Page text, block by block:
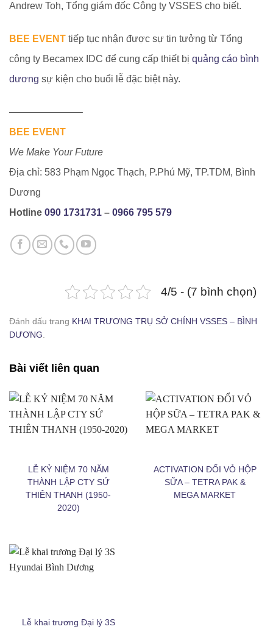
Andrew Toh, Tổng giám đốc Công ty VSSES cho biết.
BEE EVENT tiếp tục nhận được sự tin tưởng từ Tổng
công ty Becamex IDC để cung cấp thiết bị quảng cáo bình
dương sự kiện cho buổi lễ đặc biệt này.
———————–
BEE EVENT
We Make Your Future
Địa chỉ: 583 Phạm Ngọc Thạch, P.Phú Mỹ, TP.TDM, Bình
Dương
Hotline ‭ 090 1731731 ‬ – 0966 795 579
4/5 - (7 bình chọn)
Đánh dấu trang KHAI TRƯƠNG TRỤ SỞ CHÍNH VSSES – BÌNH
DƯƠNG
Bài viết liên quan
LỄ KỶ NIỆM 70 NĂM
THÀNH LẬP CTY SỨ
THIÊN THANH (1950-
2020)
ACTIVATION ĐỔI VỎ HỘP
SỮA – TETRA PAK &
MEGA MARKET
Lễ khai trương Đại lý 3S